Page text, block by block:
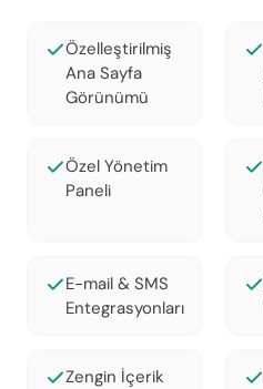
Özelleştirilmiş
Ana Sayfa
Görünümü
Özel Yönetim
Paneli
E-mail & SMS
Entegrasyonları
Zengin İçerik